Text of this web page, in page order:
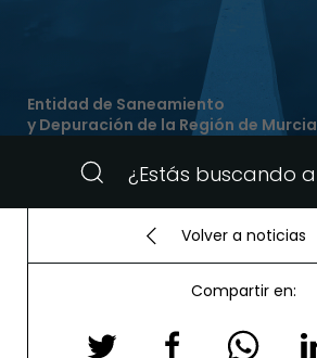
Entidad de Saneamiento
y Depuración de la Región de Murcia
Volver a noticias
Compartir en: